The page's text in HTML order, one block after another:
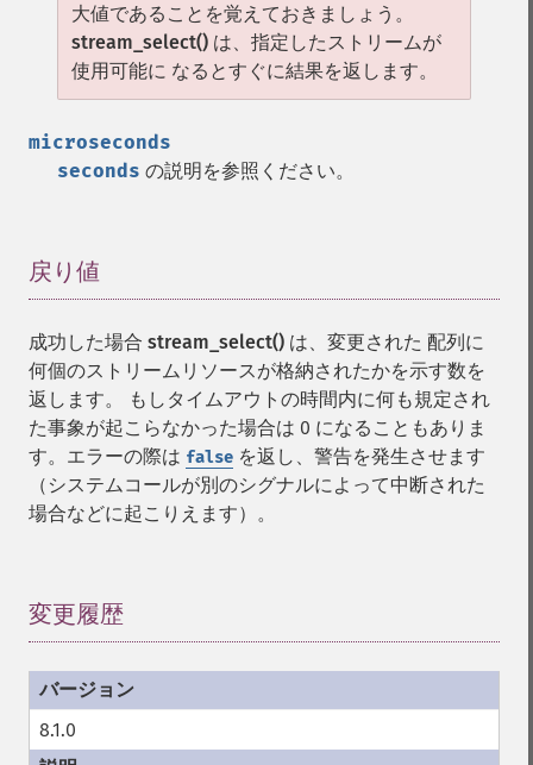
大値であることを覚えておきましょう。
stream_select() は、指定したストリームが
使用可能に なるとすぐに結果を返します。
microseconds
seconds の説明を参照ください。
戻り値
成功した場合 stream_select() は、変更された 配列に
何個のストリームリソースが格納されたかを示す数を
返します。 もしタイムアウトの時間内に何も規定され
た事象が起こらなかった場合は 0 になることもありま
す。エラーの際は false を返し、警告を発生させます
（システムコールが別のシグナルによって中断された
場合などに起こりえます）。
変更履歴
8.1.0